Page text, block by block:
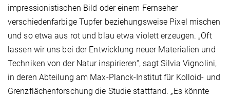
impressionistischen Bild oder einem Fernseher
verschiedenfarbige Tupfer beziehungsweise Pixel mischen
und so etwa aus rot und blau etwa violett erzeugen. „Oft
lassen wir uns bei der Entwicklung neuer Materialien und
Techniken von der Natur inspirieren“, sagt Silvia Vignolini,
in deren Abteilung am Max-Planck-Institut für Kolloid- und
Grenzflächenforschung die Studie stattfand. „Es könnte